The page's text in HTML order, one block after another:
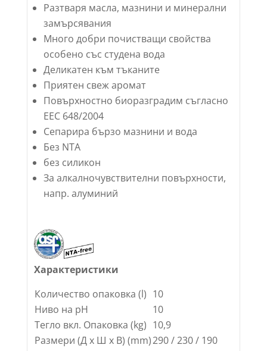
Разтваря масла, мазнини и минерални
замърсявания
Много добри почистващи свойства
особено със студена вода
Деликатен към тъканите
Приятен свеж аромат
Повърхностно биоразградим съгласно
EEC 648/2004
Сепарира бързо мазнини и вода
Без NTA
без силикон
За алкалночувствителни повърхности,
напр. алуминий
Характеристики
Количество опаковка (l) 10
Ниво на pH
10
Тегло вкл. Опаковка (kg) 10,9
Размери (Д х Ш х В) (mm)290 / 230 / 190